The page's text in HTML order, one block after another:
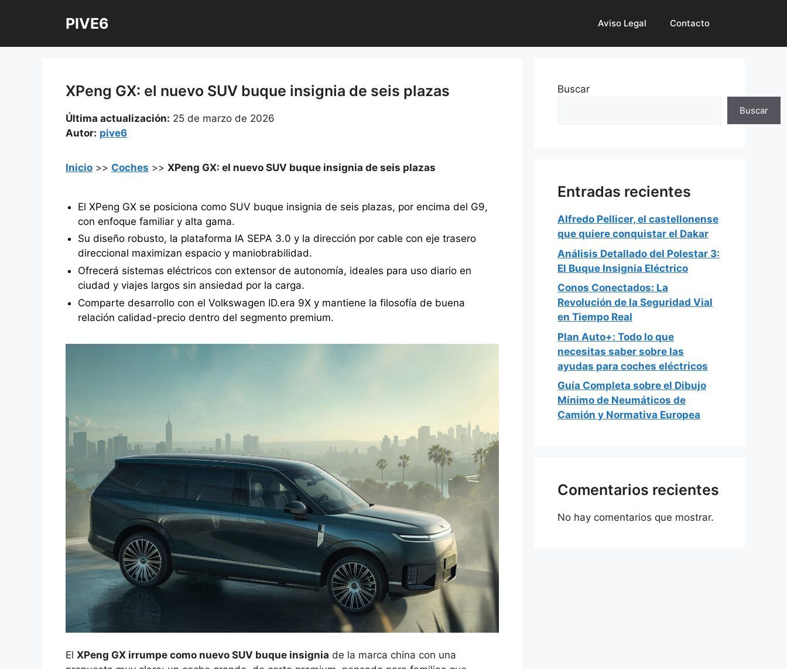
PIVE6 Aviso Legal Contacto
XPeng GX: el nuevo SUV buque insignia de seis plazas
Última actualización: 25 de marzo de 2026
Autor: pive6
Inicio >> Coches >> XPeng GX: el nuevo SUV buque insignia de seis plazas
El XPeng GX se posiciona como SUV buque insignia de seis plazas, por encima del G9,
con enfoque familiar y alta gama.
Su diseño robusto, la plataforma IA SEPA 3.0 y la dirección por cable con eje trasero
direccional maximizan espacio y maniobrabilidad.
Ofrecerá sistemas eléctricos con extensor de autonomía, ideales para uso diario en
ciudad y viajes largos sin ansiedad por la carga.
Comparte desarrollo con el Volkswagen ID.era 9X y mantiene la filosofía de buena
relación calidad-precio dentro del segmento premium.
El XPeng GX irrumpe como nuevo SUV buque insignia de la marca china con una
Buscar
Buscar
Entradas recientes
Alfredo Pellicer, el castellonense
que quiere conquistar el Dakar
Análisis Detallado del Polestar 3:
El Buque Insignia Eléctrico
Conos Conectados: La
Revolución de la Seguridad Vial
en Tiempo Real
Plan Auto+: Todo lo que
necesitas saber sobre las
ayudas para coches eléctricos
Guía Completa sobre el Dibujo
Mínimo de Neumáticos de
Camión y Normativa Europea
Comentarios recientes
No hay comentarios que mostrar.